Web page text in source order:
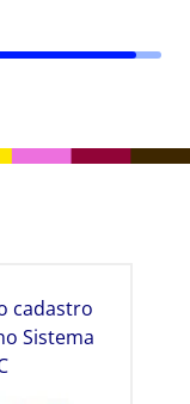
cadastro
Sistema